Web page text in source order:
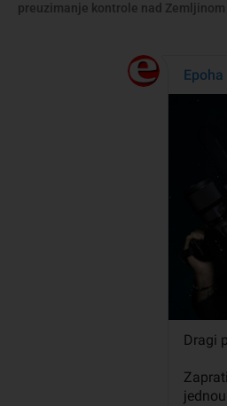
preuzimanje kontrole nad